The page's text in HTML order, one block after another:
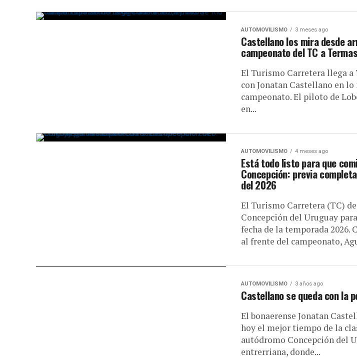
AUTOMOVILISMO 3 meses ago
Castellano los mira desde
campeonato del TC a Termas
El Turismo Carretera llega a
con Jonatan Castellano en
campeonato. El piloto de
en...
AUTOMOVILISMO 4 meses ago
Está todo listo para que
Concepción: previa
del 2026
El Turismo Carretera (TC)
Concepción del Uruguay
fecha de la temporada 2026.
al frente del campeonato,
AUTOMOVILISMO 3 años ago
Castellano se queda con la
El bonaerense Jonatan
hoy el mejor tiempo de la
autódromo Concepción del
entrerriana, donde...